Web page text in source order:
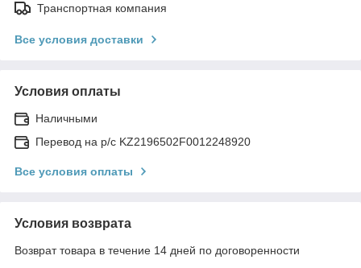
Транспортная компания
Все условия доставки
Условия оплаты
Наличными
Перевод на р/с KZ2196502F0012248920
Все условия оплаты
Условия возврата
Возврат товара в течение 14 дней по договоренности